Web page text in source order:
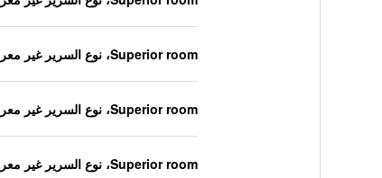
Superior room، نوع السرير غير معروف
Superior room، نوع السرير غير معروف
Superior room، نوع السرير غير معروف